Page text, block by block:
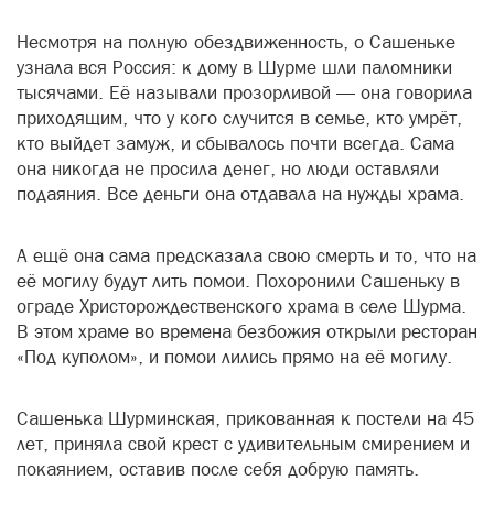
Несмотря на полную обездвиженность, о Сашеньке
узнала вся Россия: к дому в Шурме шли паломники
тысячами. Её называли прозорливой — она говорила
приходящим, что у кого случится в семье, кто умрёт,
кто выйдет замуж, и сбывалось почти всегда. Сама
она никогда не просила денег, но люди оставляли
подаяния. Все деньги она отдавала на нужды храма.
А ещё она сама предсказала свою смерть и то, что на
её могилу будут лить помои. Похоронили Сашеньку в
ограде Христорождественского храма в селе Шурма.
В этом храме во времена безбожия открыли ресторан
«Под куполом», и помои лились прямо на её могилу.
Сашенька Шурминская, прикованная к постели на 45
лет, приняла свой крест с удивительным смирением и
покаянием, оставив после себя добрую память.